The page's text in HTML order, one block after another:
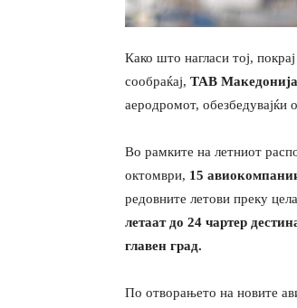
Како што нагласи тој,
сообраќај, ТАВ Македонија
аеродромот, обезбедувајќи
Во рамките на летниот
октомври, 15
редовните летови преку
летаат до 24 чартер
главен град.
По отворањето на новите